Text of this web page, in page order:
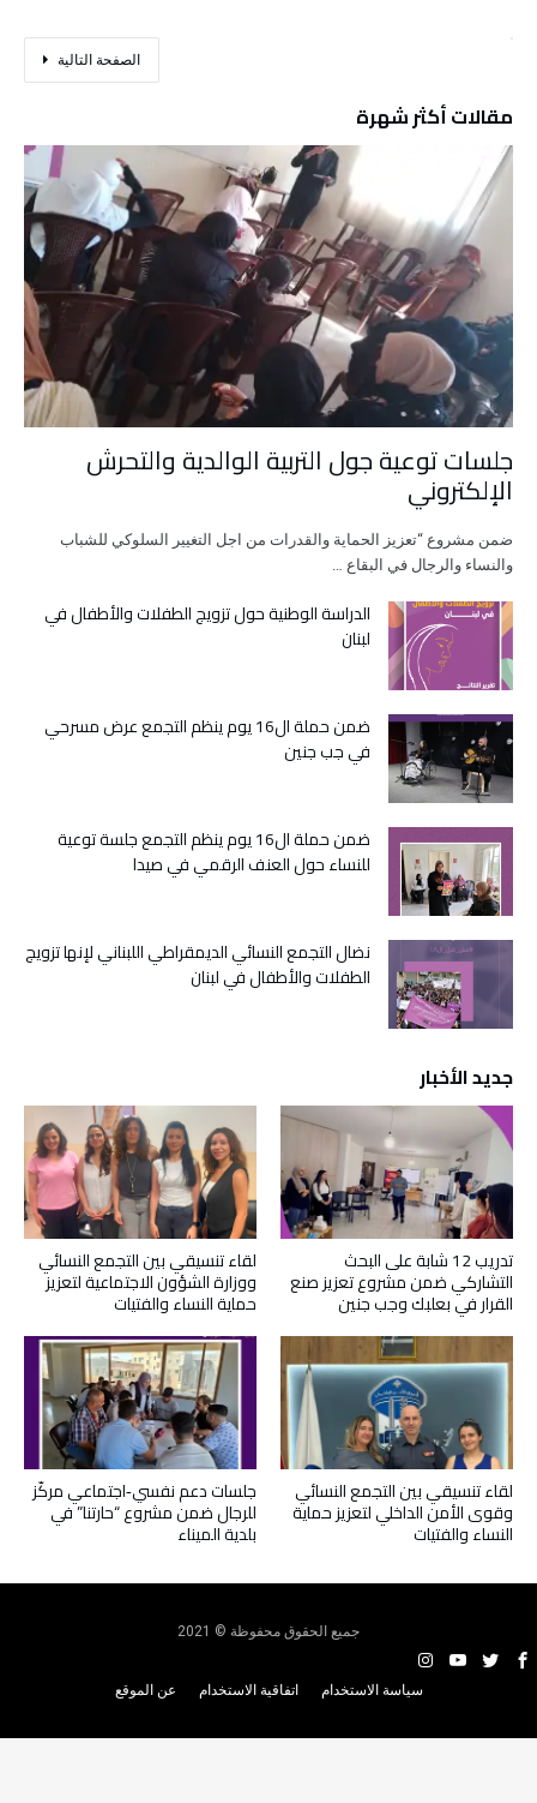
‫الصفحة التالية‬
مقالات أكثر شهرة
جلسات توعية جول التربية الوالدية والتحرش
الإلكتروني
ضمن مشروع “تعزيز الحماية والقدرات من اجل التغيير السلوكي للشباب
والنساء والرجال في البقاع …
الدراسة الوطنية حول تزويج الطفلات والأطفال في
لبنان
ضمن حملة ال16 يوم ينظم التجمع عرض مسرحي
في جب جنين
ضمن حملة ال16 يوم ينظم التجمع جلسة توعية
للنساء حول العنف الرقمي في صيدا
نضال التجمع النسائي الديمقراطي اللبناني لإنها تزويج
الطفلات والأطفال في لبنان
جديد الأخبار
لقاء تنسيقي بين التجمع النسائي
ووزارة الشؤون الاجتماعية لتعزيز
حماية النساء والفتيات
تدريب 12 شابة على البحث
التشاركي ضمن مشروع تعزيز صنع
القرار في بعلبك وجب جنين
جلسات دعم نفسي‑اجتماعي مركّز
للرجال ضمن مشروع “حارتنا” في
بلدية الميناء
لقاء تنسيقي بين التجمع النسائي
وقوى الأمن الداخلي لتعزيز حماية
النساء والفتيات
جميع الحقوق محفوظة © 2021
سياسة الاستخدام اتفاقية الاستخدام عن الموقع